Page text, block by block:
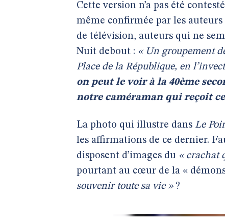
Cette version n’a pas été
même confirmée par les
de télévision, auteurs qui ne
Nuit debout : « Un groupement
Place de la République, en
on peut le voir à la 40ème
notre caméraman qui reçoit
La photo qui illustre dans Le
les affirmations de ce dernier.
disposent d’images du « crachat
pourtant au cœur de la «
souvenir toute sa vie »?